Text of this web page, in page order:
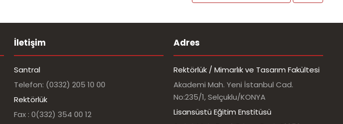
İletişim
Santral
Telefon: (0332) 205 10 00
Rektörlük
Fax : 0(332) 354 00 12
Adres
Rektörlük / Mimarlık ve Tasarım Fakültesi
Akademi Mah. Yeni İstanbul Cad.
No:235/1, Selçuklu/KONYA
Lisansüstü Eğitim Enstitüsü